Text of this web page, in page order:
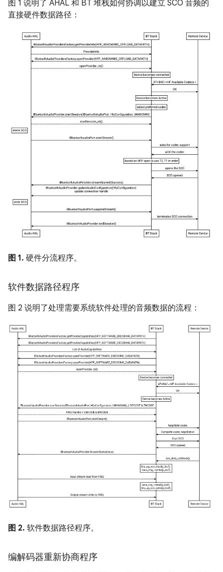
图 1 说明了 AHAL 和 BT 堆栈如何协调以建立 SCO 音频的
直接硬件数据路径：
图 1. 硬件分流程序。
软件数据路径程序
图 2 说明了处理需要系统软件处理的音频数据的流程：
图 2. 软件数据路径程序。
编解码器重新协商程序